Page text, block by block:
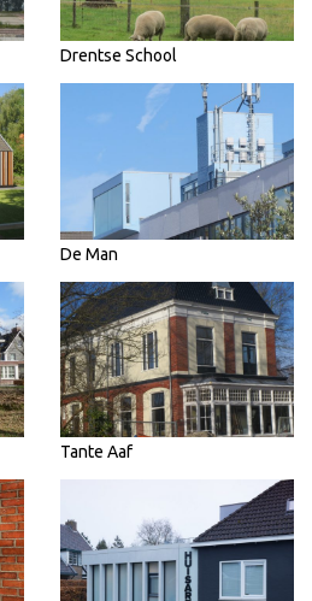
Drentse School
De Man
Tante Aaf